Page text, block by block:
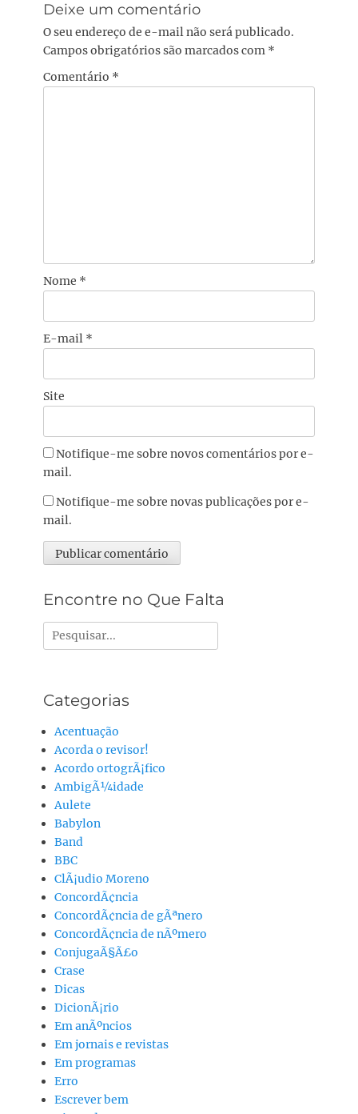
Deixe um comentário
O seu endereço de e-mail não será publicado.
Campos obrigatórios são marcados com *
Comentário *
Nome *
E-mail *
Site
Notifique-me sobre novos comentários por e-
mail.
Notifique-me sobre novas publicações por e-
mail.
Encontre no Que Falta
Pesquisar
por:
Categorias
Acentuação
Acorda o revisor!
Acordo ortogrÃ¡fico
AmbigÃ¼idade
Aulete
Babylon
Band
BBC
ClÃ¡udio Moreno
ConcordÃ¢ncia
ConcordÃ¢ncia de gÃªnero
ConcordÃ¢ncia de nÃºmero
ConjugaÃ§Ã£o
Crase
Dicas
DicionÃ¡rio
Em anÃºncios
Em jornais e revistas
Em programas
Erro
Escrever bem